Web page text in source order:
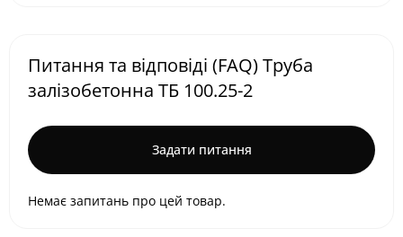
Питання та відповіді (FAQ) Труба
залізобетонна ТБ 100.25-2
Задати питання
Немає запитань про цей товар.